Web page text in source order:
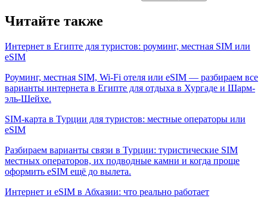
Читайте также
Интернет в Египте для туристов: роуминг, местная SIM или
eSIM
Роуминг, местная SIM, Wi-Fi отеля или eSIM — разбираем все
варианты интернета в Египте для отдыха в Хургаде и Шарм-
эль-Шейхе.
SIM-карта в Турции для туристов: местные операторы или
eSIM
Разбираем варианты связи в Турции: туристические SIM
местных операторов, их подводные камни и когда проще
оформить eSIM ещё до вылета.
Интернет и eSIM в Абхазии: что реально работает